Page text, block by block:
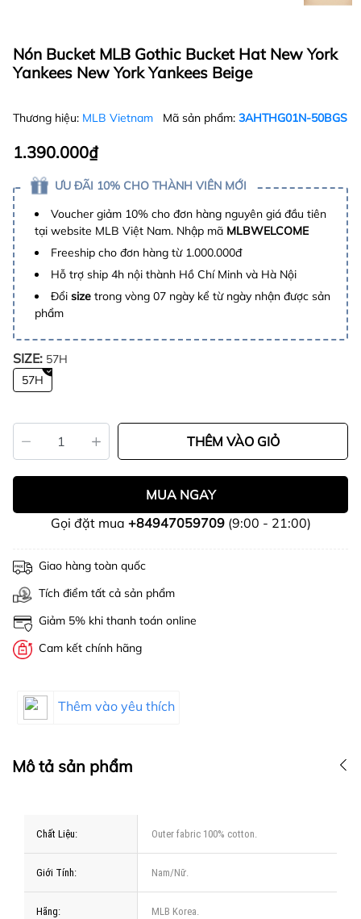
Nón Bucket MLB Gothic Bucket Hat New York
Yankees New York Yankees Beige
Thương hiệu: MLB Vietnam Mã sản phẩm: 3AHTHG01N-50BGS
1.390.000₫
ƯU ĐÃI 10% CHO THÀNH VIÊN MỚI
Voucher giảm 10% cho đơn hàng nguyên giá đầu tiên
tại website MLB Việt Nam. Nhập mã MLBWELCOME
Freeship cho đơn hàng từ 1.000.000đ
Hỗ trợ ship 4h nội thành Hồ Chí Minh và Hà Nội
Đổi size trong vòng 07 ngày kể từ ngày nhận được sản
phẩm
SIZE: 57H
57H
THÊM VÀO GIỎ
MUA NGAY
Gọi đặt mua +84947059709(9:00 - 21:00)
Giao hàng toàn quốc
Tích điểm tất cả sản phẩm
Giảm 5% khi thanh toán online
Cam kết chính hãng
Thêm vào yêu thích
Mô tả sản phẩm
Chất Liệu: Outer fabric 100% cotton.
Giới Tính: Nam/Nữ.
Hãng: MLB Korea.